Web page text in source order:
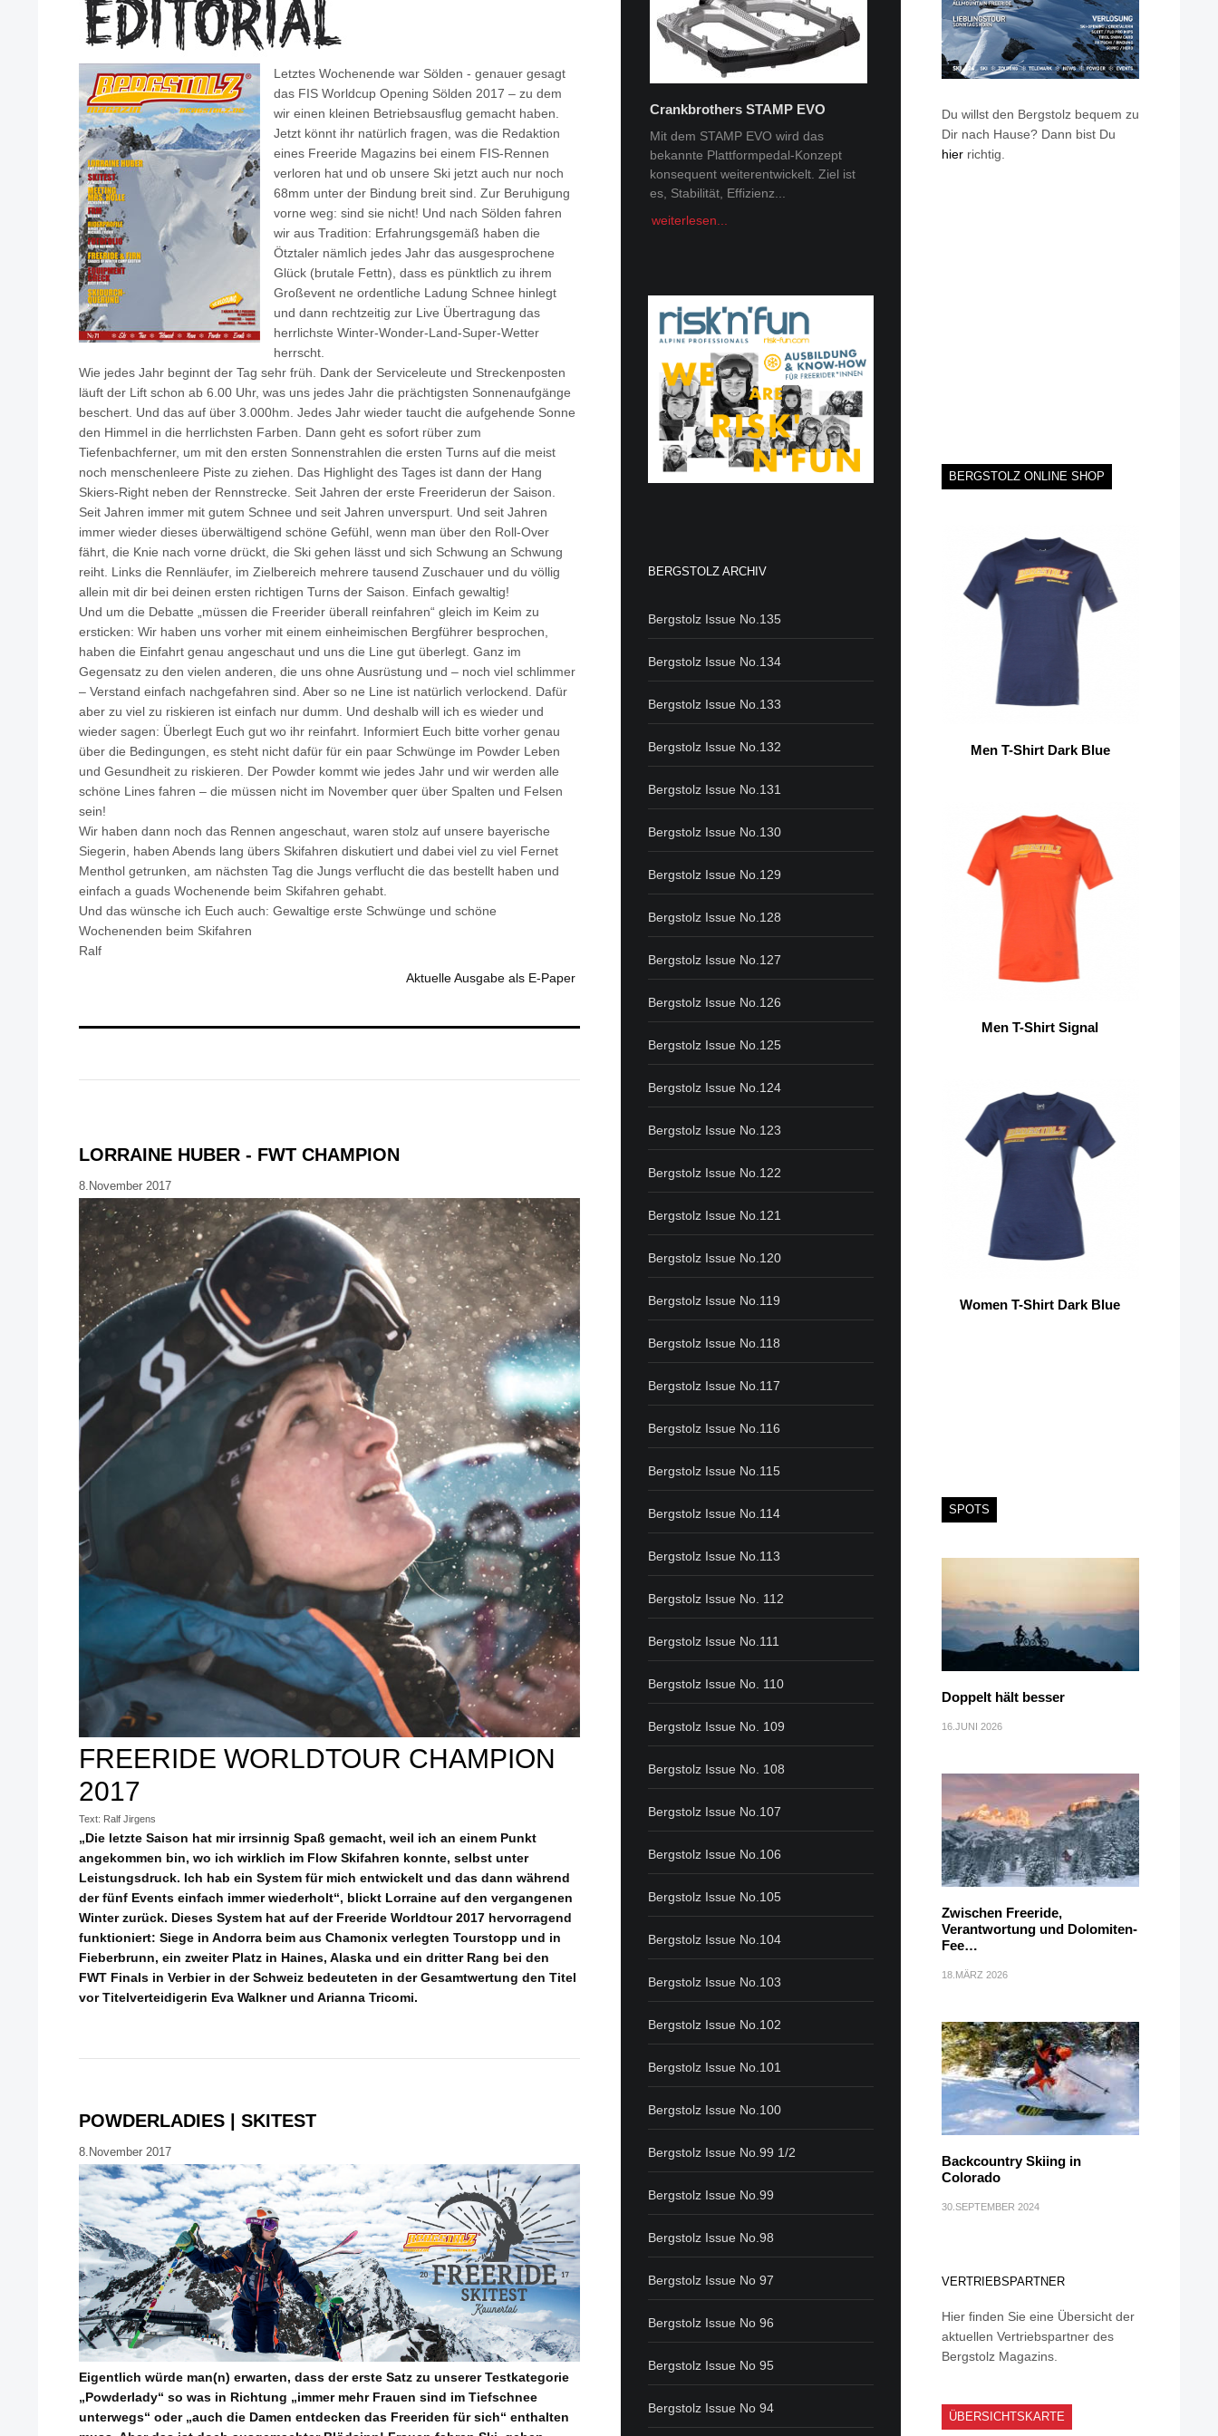
Letztes Wochenende war Sölden - genauer gesagt
das FIS Worldcup Opening Sölden 2017 – zu dem
wir einen kleinen Betriebsausflug gemacht haben.
Jetzt könnt ihr natürlich fragen, was die Redaktion
eines Freeride Magazins bei einem FIS-Rennen
verloren hat und ob unsere Ski jetzt auch nur noch
68mm unter der Bindung breit sind. Zur Beruhigung
vorne weg: sind sie nicht! Und nach Sölden fahren
wir aus Tradition: Erfahrungsgemäß haben die
Ötztaler nämlich jedes Jahr das ausgesprochene
Glück (brutale Fettn), dass es pünktlich zu ihrem
Großevent ne ordentliche Ladung Schnee hinlegt
und dann rechtzeitig zur Live Übertragung das
herrlichste Winter-Wonder-Land-Super-Wetter
herrscht.
Wie jedes Jahr beginnt der Tag sehr früh. Dank der Serviceleute und Streckenposten
läuft der Lift schon ab 6.00 Uhr, was uns jedes Jahr die prächtigsten Sonnenaufgänge
beschert. Und das auf über 3.000hm. Jedes Jahr wieder taucht die aufgehende Sonne
den Himmel in die herrlichsten Farben. Dann geht es sofort rüber zum
Tiefenbachferner, um mit den ersten Sonnenstrahlen die ersten Turns auf die meist
noch menschenleere Piste zu ziehen. Das Highlight des Tages ist dann der Hang
Skiers-Right neben der Rennstrecke. Seit Jahren der erste Freeriderun der Saison.
Seit Jahren immer mit gutem Schnee und seit Jahren unverspurt. Und seit Jahren
immer wieder dieses überwältigend schöne Gefühl, wenn man über den Roll-Over
fährt, die Knie nach vorne drückt, die Ski gehen lässt und sich Schwung an Schwung
reiht. Links die Rennläufer, im Zielbereich mehrere tausend Zuschauer und du völlig
allein mit dir bei deinen ersten richtigen Turns der Saison. Einfach gewaltig!
Und um die Debatte „müssen die Freerider überall reinfahren“ gleich im Keim zu
ersticken: Wir haben uns vorher mit einem einheimischen Bergführer besprochen,
haben die Einfahrt genau angeschaut und uns die Line gut überlegt. Ganz im
Gegensatz zu den vielen anderen, die uns ohne Ausrüstung und – noch viel schlimmer
– Verstand einfach nachgefahren sind. Aber so ne Line ist natürlich verlockend. Dafür
aber zu viel zu riskieren ist einfach nur dumm. Und deshalb will ich es wieder und
wieder sagen: Überlegt Euch gut wo ihr reinfahrt. Informiert Euch bitte vorher genau
über die Bedingungen, es steht nicht dafür für ein paar Schwünge im Powder Leben
und Gesundheit zu riskieren. Der Powder kommt wie jedes Jahr und wir werden alle
schöne Lines fahren – die müssen nicht im November quer über Spalten und Felsen
sein!
Wir haben dann noch das Rennen angeschaut, waren stolz auf unsere bayerische
Siegerin, haben Abends lang übers Skifahren diskutiert und dabei viel zu viel Fernet
Menthol getrunken, am nächsten Tag die Jungs verflucht die das bestellt haben und
einfach a guads Wochenende beim Skifahren gehabt.
Und das wünsche ich Euch auch: Gewaltige erste Schwünge und schöne
Wochenenden beim Skifahren
Ralf
Aktuelle Ausgabe als E-Paper
LORRAINE HUBER - FWT CHAMPION
8.November 2017
FREERIDE WORLDTOUR CHAMPION
2017
Text: Ralf Jirgens
„Die letzte Saison hat mir irrsinnig Spaß gemacht, weil ich an einem Punkt
angekommen bin, wo ich wirklich im Flow Skifahren konnte, selbst unter
Leistungsdruck. Ich hab ein System für mich entwickelt und das dann während
der fünf Events einfach immer wiederholt“, blickt Lorraine auf den vergangenen
Winter zurück. Dieses System hat auf der Freeride Worldtour 2017 hervorragend
funktioniert: Siege in Andorra beim aus Chamonix verlegten Tourstopp und in
Fieberbrunn, ein zweiter Platz in Haines, Alaska und ein dritter Rang bei den
FWT Finals in Verbier in der Schweiz bedeuteten in der Gesamtwertung den Titel
vor Titelverteidigerin Eva Walkner und Arianna Tricomi.
POWDERLADIES | SKITEST
8.November 2017
Eigentlich würde man(n) erwarten, dass der erste Satz zu unserer Testkategorie
„Powderlady“ so was in Richtung „immer mehr Frauen sind im Tiefschnee
unterwegs“ oder „auch die Damen entdecken das Freeriden für sich“ enthalten
Crankbrothers STAMP EVO
Mit dem STAMP EVO wird das
bekannte Plattformpedal-Konzept
konsequent weiterentwickelt. Ziel ist
es, Stabilität, Effizienz...
weiterlesen...
Tobi Tritscher x Van Deer
Im Schnee Zuhause Name: Tobi
Trischer Alter: 31Homespot:
Schladming, AustriaSponsoren: Van
BERGSTOLZ ARCHIV
Bergstolz Issue No.135
Bergstolz Issue No.134
Bergstolz Issue No.133
Bergstolz Issue No.132
Bergstolz Issue No.131
Bergstolz Issue No.130
Bergstolz Issue No.129
Bergstolz Issue No.128
Bergstolz Issue No.127
Bergstolz Issue No.126
Bergstolz Issue No.125
Bergstolz Issue No.124
Bergstolz Issue No.123
Bergstolz Issue No.122
Bergstolz Issue No.121
Bergstolz Issue No.120
Bergstolz Issue No.119
Bergstolz Issue No.118
Bergstolz Issue No.117
Bergstolz Issue No.116
Bergstolz Issue No.115
Bergstolz Issue No.114
Bergstolz Issue No.113
Bergstolz Issue No. 112
Bergstolz Issue No.111
Bergstolz Issue No. 110
Bergstolz Issue No. 109
Bergstolz Issue No. 108
Bergstolz Issue No.107
Bergstolz Issue No.106
Bergstolz Issue No.105
Bergstolz Issue No.104
Bergstolz Issue No.103
Bergstolz Issue No.102
Bergstolz Issue No.101
Bergstolz Issue No.100
Bergstolz Issue No.99 1/2
Bergstolz Issue No.99
Bergstolz Issue No.98
Bergstolz Issue No 97
Bergstolz Issue No 96
Bergstolz Issue No 95
Bergstolz Issue No 94
Du willst den Bergstolz bequem zu
Dir nach Hause? Dann bist Du
hierrichtig.
BERGSTOLZ ONLINE SHOP
Men T-Shirt Dark Blue
Men T-Shirt Signal
Women T-Shirt Dark Blue
SPOTS
Doppelt hält besser
16.JUNI 2026
Zwischen Freeride,
Verantwortung und Dolomiten-
Fee…
18.MÄRZ 2026
Backcountry Skiing in
Colorado
30.SEPTEMBER 2024
VERTRIEBSPARTNER
Hier finden Sie eine Übersicht der
aktuellen Vertriebspartner des
Bergstolz Magazins.
ÜBERSICHTSKARTE